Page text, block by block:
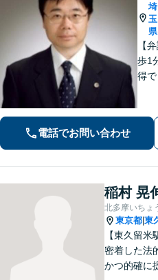
埼
玉
県
【
歩1
得で
事
【
電話でお問い合わせ
稲村 晃
北多摩いちょ
東京都 東
【東久留
密着した法
かつ的確に